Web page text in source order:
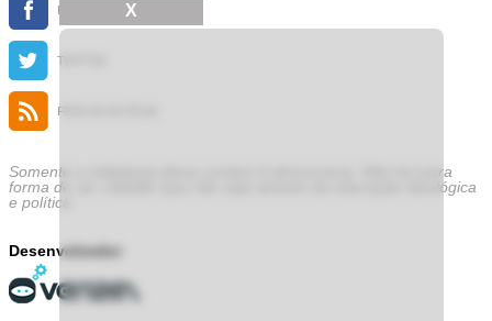
TWITTER
FEED DE NOTÍCIAS
Somente a cidadania plena conduz à democracia. Não há outra
forma de ser cidadão que não seja através da educação ideológica
e política.
Desenvolvedor
X